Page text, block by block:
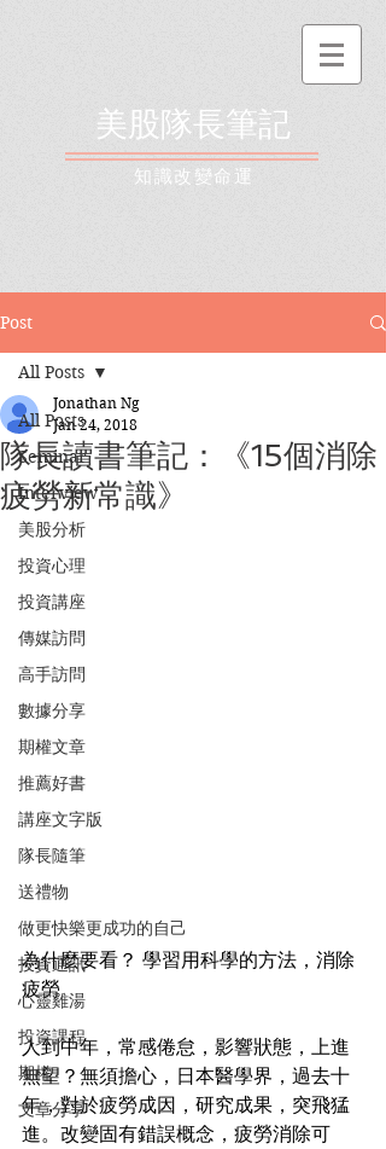
美股隊長筆記
​知識改變命運
Post
All Posts
Seminar
Interview
美股分析
投資心理
投資講座
傳媒訪問
高手訪問
數據分享
期權文章
推薦好書
講座文字版
隊長隨筆
送禮物
做更快樂更成功的自己
投資通訊
心靈雞湯
投資課程
期權
文章分享
All Posts
隊長讀書筆記：《15個消除
疲勞新常識》
Jonathan Ng
Jan 24, 2018
為什麼要看？ 學習用科學的方法，消除
疲勞
人到中年，常感倦怠，影響狀態，上進
無望？無須擔心，日本醫學界，過去十
年，對於疲勞成因，研究成果，突飛猛
進。改變固有錯誤概念，疲勞消除可